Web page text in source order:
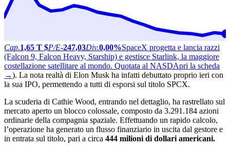
Cap.1,65 T $P/E-247,03Div.0,00%SpaceX progetta e lancia razzi
(Falcon 9, Falcon Heavy, Starship) e gestisce Starlink, la maggiore
costellazione satellitare al mondo. Quotata al NASDApri la scheda
→). La nota realtà di Elon Musk ha infatti debuttato proprio ieri con
la sua IPO, permettendo a tutti di esporsi sul titolo SPCX.
La scuderia di Cathie Wood, entrando nel dettaglio, ha rastrellato sul
mercato aperto un blocco colossale, composto da 3.291.184 azioni
ordinarie della compagnia spaziale. Effettuando un rapido calcolo,
l’operazione ha generato un flusso finanziario in uscita dal gestore e
in entrata sul titolo, pari a circa 444 milioni di dollari americani.